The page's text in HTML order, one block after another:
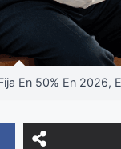
En 50% En 2026,